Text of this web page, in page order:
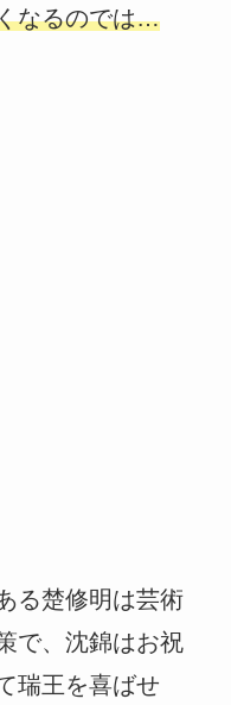
なるのでは…
る楚修明は芸術
で、沈錦はお祝
瑞王を喜ばせ